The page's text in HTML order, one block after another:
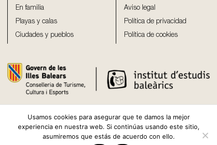
En familia
Playas y calas
Ciudades y pueblos
Aviso legal
Política de privacidad
Política de cookies
Usamos cookies para asegurar que te damos la mejor
experiencia en nuestra web. Si continúas usando este sitio,
asumiremos que estás de acuerdo con ello.